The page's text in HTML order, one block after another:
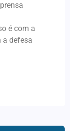
é com a
a defesa